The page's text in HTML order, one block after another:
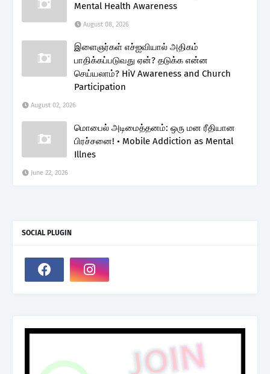
Mental Health Awareness
August 08, 2026
இளைஞர்கள் எச்ஐவியால் அதிகம்
பாதிக்கப்படுவது ஏன்? தடுக்க என்ன
செய்யலாம்? HiV Awareness and Church
Participation
August 02, 2026
மொபைல் அடிமைத்தனம்: ஒரு மன ரீதியான
பிரச்சனை! • Mobile Addiction as Mental
Illnes
June 22, 2026
SOCIAL PLUGIN